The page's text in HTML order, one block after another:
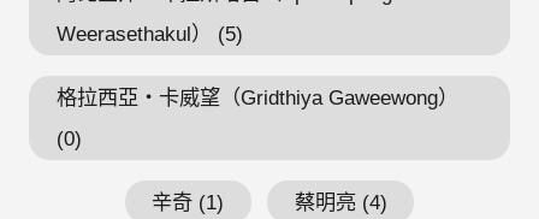
Weerasethakul） (5)
格拉西亞・卡威望（Gridthiya Gaweewong）
(0)
辛奇 (1) 蔡明亮 (4)